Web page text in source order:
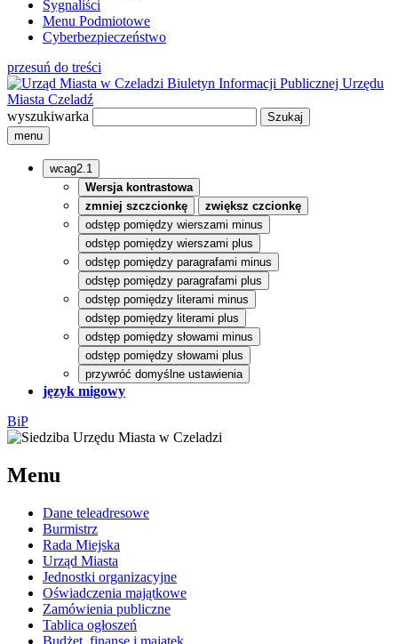
Sygnaliści
Menu Podmiotowe
Cyberbezpieczeństwo
przesuń do treści
Biuletyn Informacji Publicznej Urzędu
Miasta Czeladź
wyszukiwarka
menu
wcag2.1
Wersja kontrastowa
zmniej szczcionkę
zwiększ czcionkę
odstęp pomiędzy wierszami minus
odstęp pomiędzy wierszami plus
odstęp pomiędzy paragrafami minus
odstęp pomiędzy paragrafami plus
odstęp pomiędzy literami minus
odstęp pomiędzy literami plus
odstęp pomiędzy słowami minus
odstęp pomiędzy słowami plus
przywróć domyślne ustawienia
język migowy
BiP
Menu
Dane teleadresowe
Burmistrz
Rada Miejska
Urząd Miasta
Jednostki organizacyjne
Oświadczenia majątkowe
Zamówienia publiczne
Tablica ogłoszeń
Budżet, finanse i majątek